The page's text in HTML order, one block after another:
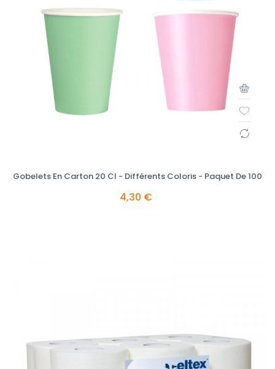
Gobelets En Carton 20 Cl - Différents Coloris - Paquet De 100
4,30 €